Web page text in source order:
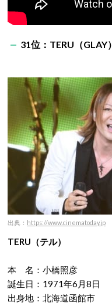
31位：TERU（GLAY）
出典： https://www.cinematoday.jp
TERU（テル）
本 名：小橋照彦
誕生日：1971年6月8日
出身地：北海道函館市